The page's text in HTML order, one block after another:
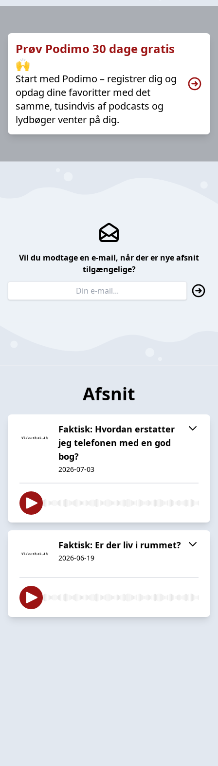
Prøv Podimo 30 dage gratis
🙌
Start med Podimo – registrer dig og
opdag dine favoritter med det
samme, tusindvis af podcasts og
lydbøger venter på dig.
Vil du modtage en e-mail, når der er nye afsnit
tilgængelige?
Afsnit
Faktisk: Hvordan erstatter
jeg telefonen med en god
bog?
2026-07-03
Faktisk: Er der liv i rummet?
2026-06-19